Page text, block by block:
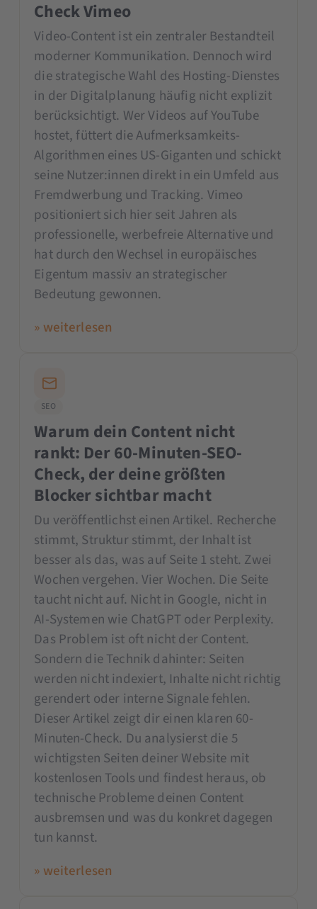
Check Vimeo
Video-Content ist ein zentraler Bestandteil
moderner Kommunikation. Dennoch wird
die strategische Wahl des Hosting-Dienstes
in der Digitalplanung häufig nicht explizit
berücksichtigt. Wer Videos auf YouTube
hostet, füttert die Aufmerksamkeits-
Algorithmen eines US-Giganten und schickt
seine Nutzer:innen direkt in ein Umfeld aus
Fremdwerbung und Tracking. Vimeo
positioniert sich hier seit Jahren als
professionelle, werbefreie Alternative und
hat durch den Wechsel in europäisches
Eigentum massiv an strategischer
Bedeutung gewonnen.
» weiterlesen
SEO
Warum dein Content nicht
rankt: Der 60-Minuten-SEO-
Check, der deine größten
Blocker sichtbar macht
Du veröffentlichst einen Artikel. Recherche
stimmt, Struktur stimmt, der Inhalt ist
besser als das, was auf Seite 1 steht. Zwei
Wochen vergehen. Vier Wochen. Die Seite
taucht nicht auf. Nicht in Google, nicht in
AI-Systemen wie ChatGPT oder Perplexity.
Das Problem ist oft nicht der Content.
Sondern die Technik dahinter: Seiten
werden nicht indexiert, Inhalte nicht richtig
gerendert oder interne Signale fehlen.
Dieser Artikel zeigt dir einen klaren 60-
Minuten-Check. Du analysierst die 5
wichtigsten Seiten deiner Website mit
kostenlosen Tools und findest heraus, ob
technische Probleme deinen Content
ausbremsen und was du konkret dagegen
tun kannst.
» weiterlesen